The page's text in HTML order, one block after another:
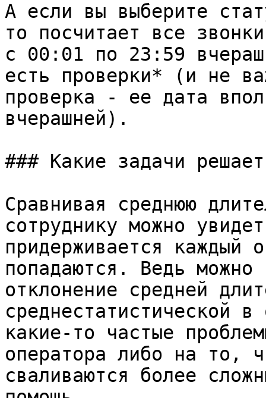
А если вы выберите
то посчитает все
с 00:01 по 23:59
есть проверки* (и не
проверка - ее дата
вчерашней).
### Какие задачи
Сравнивая среднюю
сотруднику можно
придерживается каждый
попадаются. Ведь можно
отклонение средней
среднестатистической
какие-то частые
оператора либо на то,
сваливаются более